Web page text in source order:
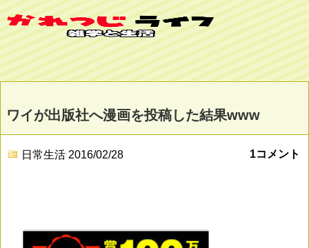
ワイが出版社へ漫画を投稿した結果www
日常生活 2016/02/28 1コメント